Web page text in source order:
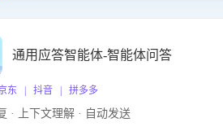
通用应答智能体-智能体问答
东 | 抖音 | 拼多多
· 上下文理解 · 自动发送